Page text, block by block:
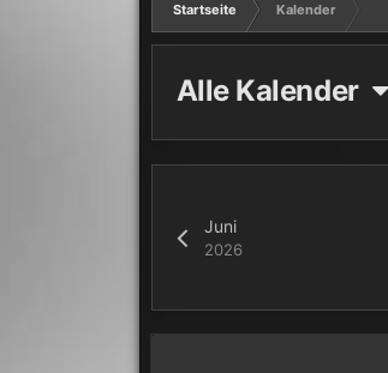
Startseite Kalender
Alle Kalender
Juni
2026